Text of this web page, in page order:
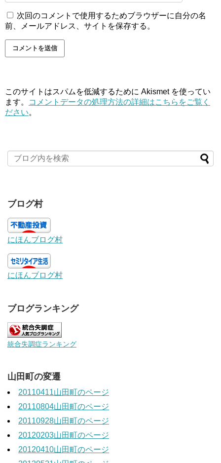
次回のコメントで使用するためブラウザーに自分の名
前、メールアドレス、サイトを保存する。
このサイトはスパムを低減するために Akismet を使ってい
ます。
コメントデータの処理方法の詳細はこちらをご覧く
ださい。
ブログ村
にほんブログ村
にほんブログ村
ブログランキング
統合失調症ランキング
山田町の変遷
20110411山田町のページ
20110804山田町のページ
20110928山田町のページ
20120203山田町のページ
20120410山田町のページ